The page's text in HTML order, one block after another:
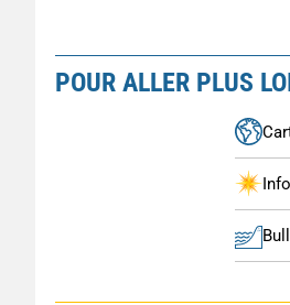
POUR ALLER PLUS